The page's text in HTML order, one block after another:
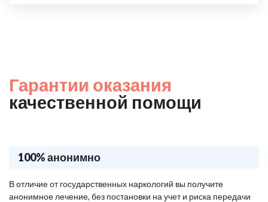
Гарантии оказания
качественной помощи
100% анонимно
В отличие от государственных наркологий вы получите
анонимное лечение, без постановки на учет и риска передачи